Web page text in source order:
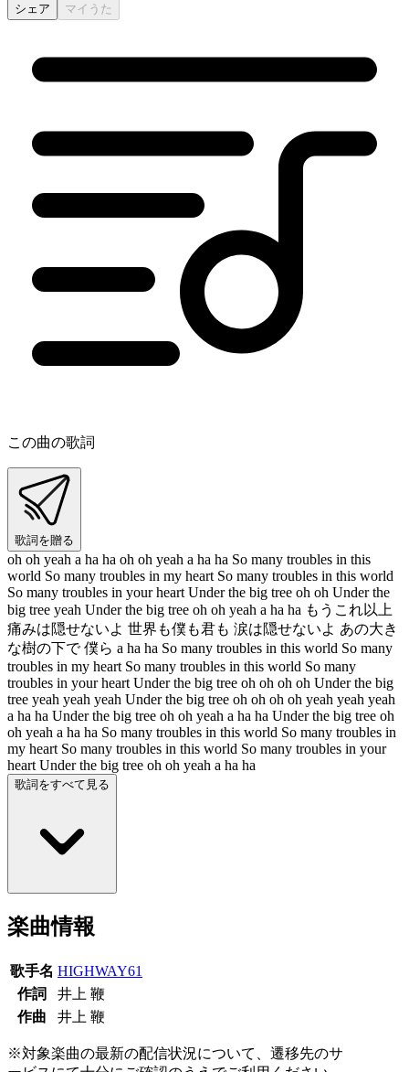
シェア マイうた
この曲の歌詞
歌詞を贈る
oh oh yeah a ha ha oh oh yeah a ha ha So many troubles in this
world So many troubles in my heart So many troubles in this world
So many troubles in your heart Under the big tree oh oh Under the
big tree yeah Under the big tree oh oh yeah a ha ha もうこれ以上
痛みは隠せないよ 世界も僕も君も 涙は隠せないよ あの大き
な樹の下で 僕ら a ha ha So many troubles in this world So many
troubles in my heart So many troubles in this world So many
troubles in your heart Under the big tree oh oh oh oh Under the big
tree yeah yeah yeah Under the big tree oh oh oh oh yeah yeah yeah
a ha ha Under the big tree oh oh yeah a ha ha Under the big tree oh
oh yeah a ha ha So many troubles in this world So many troubles in
my heart So many troubles in this world So many troubles in your
heart Under the big tree oh oh yeah a ha ha
歌詞をすべて見る
楽曲情報
歌手名 HIGHWAY61
作詞
井上 鞭
作曲
井上 鞭
※対象楽曲の最新の配信状況について、遷移先のサ